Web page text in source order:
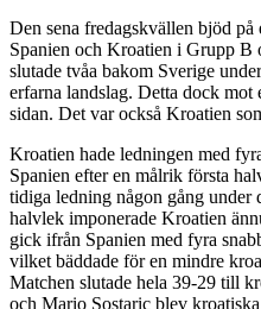
Den sena fredagskvällen bjöd
Spanien och Kroatien i Grupp B
slutade tvåa bakom Sverige
erfarna landslag. Detta dock mot
sidan. Det var också Kroatien
Kroatien hade ledningen med
Spanien efter en målrik första
tidiga ledning någon gång under
halvlek imponerade Kroatien
gick ifrån Spanien med fyra
vilket bäddade för en mindre
Matchen slutade hela 39-29 till
och Mario Sostaric blev